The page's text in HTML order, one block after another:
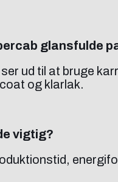
glansfulde
ud til at bruge
og klarlak.
vigtig?